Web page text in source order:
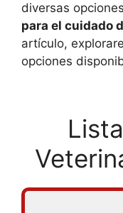
diversas
para el cuidado
artículo,
opciones